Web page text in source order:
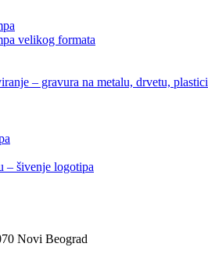
velikog formata
– gravura na metalu, drvetu, plastici
– šivenje logotipa
Novi Beograd